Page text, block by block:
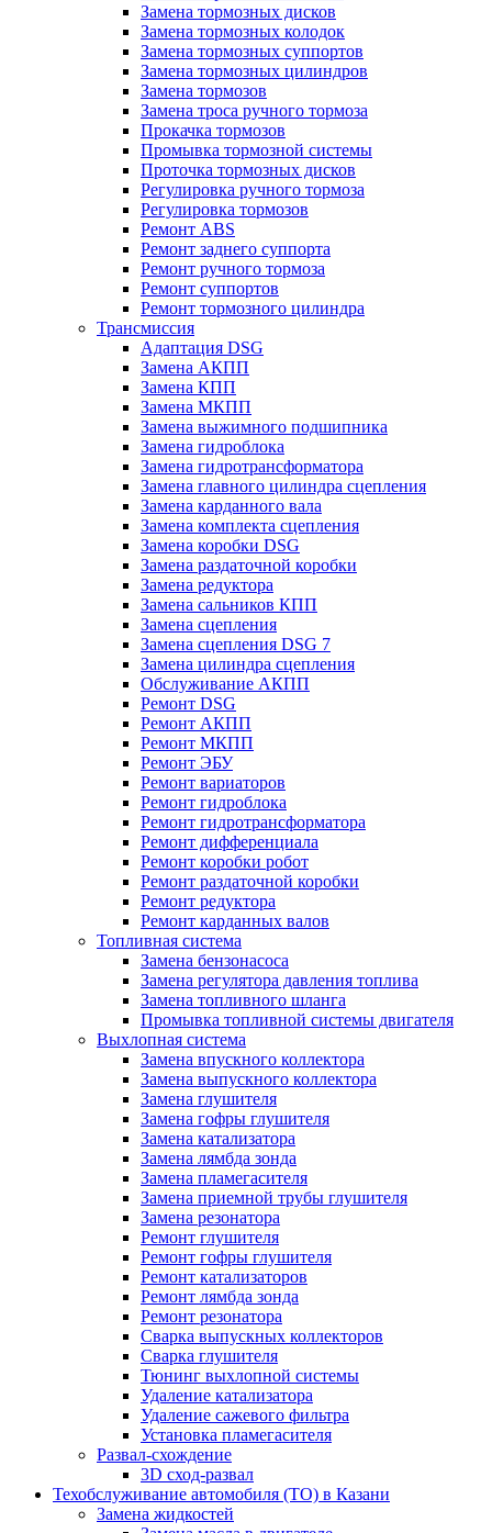
Замена тормозных дисков
Замена тормозных колодок
Замена тормозных суппортов
Замена тормозных цилиндров
Замена тормозов
Замена троса ручного тормоза
Прокачка тормозов
Промывка тормозной системы
Проточка тормозных дисков
Регулировка ручного тормоза
Регулировка тормозов
Ремонт ABS
Ремонт заднего суппорта
Ремонт ручного тормоза
Ремонт суппортов
Ремонт тормозного цилиндра
Трансмиссия
Адаптация DSG
Замена АКПП
Замена КПП
Замена МКПП
Замена выжимного подшипника
Замена гидроблока
Замена гидротрансформатора
Замена главного цилиндра сцепления
Замена карданного вала
Замена комплекта сцепления
Замена коробки DSG
Замена раздаточной коробки
Замена редуктора
Замена сальников КПП
Замена сцепления
Замена сцепления DSG 7
Замена цилиндра сцепления
Обслуживание АКПП
Ремонт DSG
Ремонт АКПП
Ремонт МКПП
Ремонт ЭБУ
Ремонт вариаторов
Ремонт гидроблока
Ремонт гидротрансформатора
Ремонт дифференциала
Ремонт коробки робот
Ремонт раздаточной коробки
Ремонт редуктора
Ремонт карданных валов
Топливная система
Замена бензонасоса
Замена регулятора давления топлива
Замена топливного шланга
Промывка топливной системы двигателя
Выхлопная система
Замена впускного коллектора
Замена выпускного коллектора
Замена глушителя
Замена гофры глушителя
Замена катализатора
Замена лямбда зонда
Замена пламегасителя
Замена приемной трубы глушителя
Замена резонатора
Ремонт глушителя
Ремонт гофры глушителя
Ремонт катализаторов
Ремонт лямбда зонда
Ремонт резонатора
Сварка выпускных коллекторов
Сварка глушителя
Тюнинг выхлопной системы
Удаление катализатора
Удаление сажевого фильтра
Установка пламегасителя
Развал-схождение
3D сход-развал
Техобслуживание автомобиля (ТО) в Казани
Замена жидкостей